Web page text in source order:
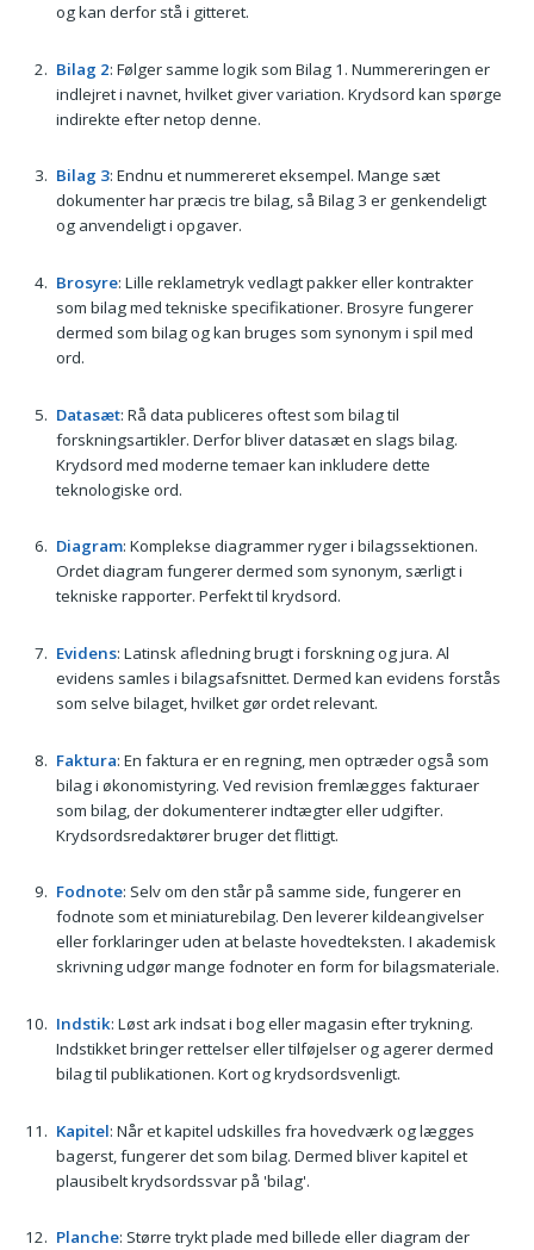
og kan derfor stå i gitteret.
Bilag 2: Følger samme logik som Bilag 1. Nummereringen er
indlejret i navnet, hvilket giver variation. Krydsord kan spørge
indirekte efter netop denne.
Bilag 3: Endnu et nummereret eksempel. Mange sæt
dokumenter har præcis tre bilag, så Bilag 3 er genkendeligt
og anvendeligt i opgaver.
Brosyre: Lille reklametryk vedlagt pakker eller kontrakter
som bilag med tekniske specifikationer. Brosyre fungerer
dermed som bilag og kan bruges som synonym i spil med
ord.
Datasæt: Rå data publiceres oftest som bilag til
forskningsartikler. Derfor bliver datasæt en slags bilag.
Krydsord med moderne temaer kan inkludere dette
teknologiske ord.
Diagram: Komplekse diagrammer ryger i bilagssektionen.
Ordet diagram fungerer dermed som synonym, særligt i
tekniske rapporter. Perfekt til krydsord.
Evidens: Latinsk afledning brugt i forskning og jura. Al
evidens samles i bilagsafsnittet. Dermed kan evidens forstås
som selve bilaget, hvilket gør ordet relevant.
Faktura: En faktura er en regning, men optræder også som
bilag i økonomistyring. Ved revision fremlægges fakturaer
som bilag, der dokumenterer indtægter eller udgifter.
Krydsordsredaktører bruger det flittigt.
Fodnote: Selv om den står på samme side, fungerer en
fodnote som et miniaturebilag. Den leverer kildeangivelser
eller forklaringer uden at belaste hovedteksten. I akademisk
skrivning udgør mange fodnoter en form for bilagsmateriale.
Indstik: Løst ark indsat i bog eller magasin efter trykning.
Indstikket bringer rettelser eller tilføjelser og agerer dermed
bilag til publikationen. Kort og krydsordsvenligt.
Kapitel: Når et kapitel udskilles fra hovedværk og lægges
bagerst, fungerer det som bilag. Dermed bliver kapitel et
plausibelt krydsordssvar på 'bilag'.
Planche: Større trykt plade med billede eller diagram der